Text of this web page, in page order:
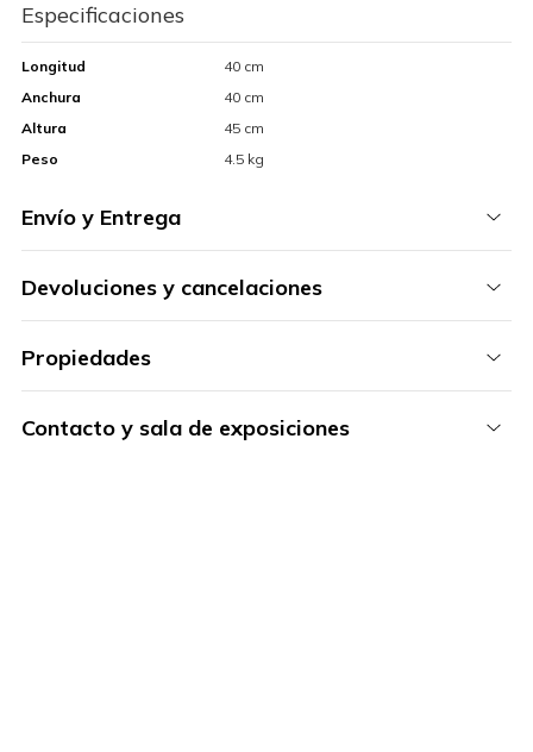
Especificaciones
Longitud
40 cm
Anchura
40 cm
Altura
45 cm
Peso
4.5 kg
Envío y Entrega
Devoluciones y cancelaciones
Propiedades
Contacto y sala de exposiciones